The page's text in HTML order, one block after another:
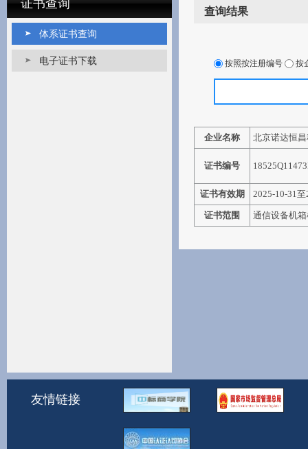
证书查询
体系证书查询
电子证书下载
查询结果
按照按注册编号 按
企业名称 北京诺达恒
证书编号
证书有效期 2025-10-31
证书范围 通信设备机
友情链接